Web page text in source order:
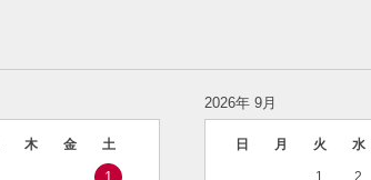
木 金 土
2026年 9月
日 月 火 水